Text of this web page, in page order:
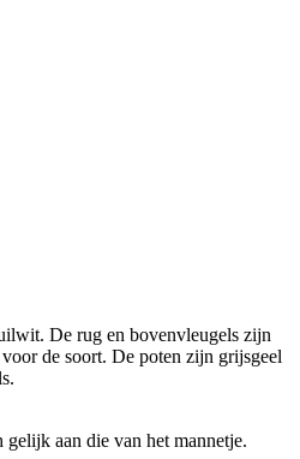
De rug en bovenvleugels zijn
de soort. De poten zijn grijsgeel
aan die van het mannetje.